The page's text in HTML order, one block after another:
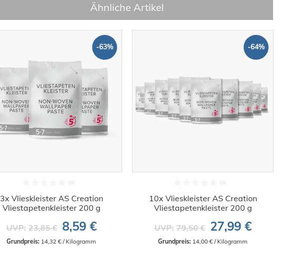
Ähnliche Artikel
-63%
3x Vlieskleister AS Creation
Vliestapetenkleister 200 g
UVP: 23,85 € 8,59 €
Grundpreis: 14,32 € / Kilogramm
-64%
10x Vlieskleister AS Creation
Vliestapetenkleister 200 g
UVP: 79,50 € 27,99 €
Grundpreis: 14,00 € / Kilogramm